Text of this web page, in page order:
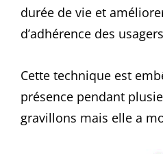
durée de vie et
d’adhérence des
Cette technique est
présence pendant
gravillons mais elle a